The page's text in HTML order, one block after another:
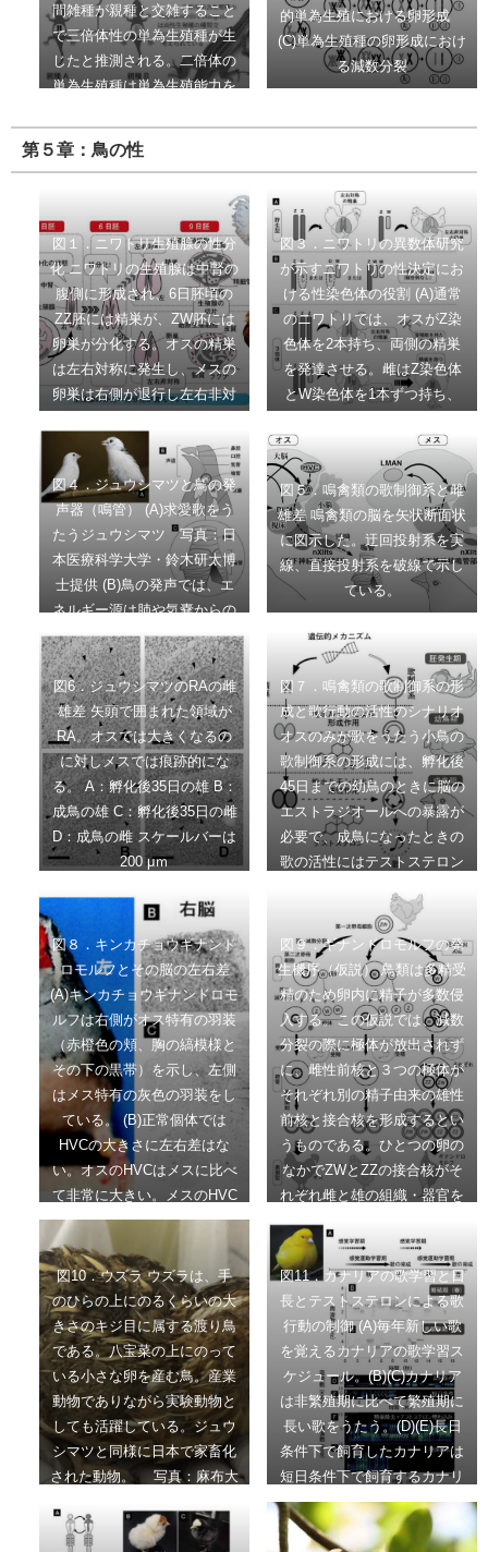
間雑種が親種と交雑すること
で三倍体性の単為生殖種が生
じたと推測される。二倍体の
単為生殖種は単為生殖能力を
的単為生殖における卵形成
(C)単為生殖種の卵形成におけ
る減数分裂
第５章：鳥の性
図１．ニワトリ生殖腺の性分
化 ニワトリの生殖腺は中腎の
腹側に形成され、6日胚頃の
ZZ胚には精巣が、ZW胚には
卵巣が分化する。オスの精巣
は左右対称に発生し、メスの
卵巣は右側が退行し左右非対
雄の精巣の皮質は薄く髄質が
厚い。髄質部分には精細管構
造が見られ、その中に始原生
殖細胞が局在する。メスでは
皮質が厚く、皮質部分に始原
生殖細胞が局在する。メスの
髄質部分には多数のラクナ
見られる。
図３．ニワトリの異数体研究
が示すニワトリの性決定にお
ける性染色体の役割 (A)通常
のニワトリでは、オスがZ染
色体を2本持ち、両側の精巣
を発達させる。雌はZ染色体
とW染色体を1本ずつ持ち、
達させる。 (B)二倍体の常染
色体と1本のZ染色体を持つ
ZO個体、二倍体の常染色体
と1本のW染色体を持つOW個
体、二倍体の常染色体と2本
のZ染色体と1本のW染色体を
持つ個体に関する報告はほと
られる。 (C)三倍体のZZZ個
体は、オスの様に両側の精巣
を発達するが、精子は異常と
なる。ZZW個体は発達初期で
はメス型で卵精巣を形成する
が、卵巣組織は退化して、性
成熟後はオスの特徴を示す。
図４．ジュウシマツと鳥の発
声器（鳴管） (A)求愛歌をう
たうジュウシマツ 写真：日
本医療科学大学・鈴木研太博
士提供 (B)鳥の発声では、エ
ネルギー源は肺や気嚢からの
呼気、音源は左右の気管支の
付け根にある鳴管、音源から
気管を伝わって嘴からでてく
るまでに強調される周波数帯
と減衰される周波数帯があり
（フィルター）、最終的な発
声の特徴が決まる。 (C)気管
が2つの気管支に分岐する部
分が発達してできた鳴管。焼
き鳥ではさえずりと呼ばれる
図５．鳴禽類の歌制御系と雌
雄差 鳴禽類の脳を矢状断面状
に図示した。迂回投射系を実
線、直接投射系を破線で示し
ている。
図6．ジュウシマツのRAの雌
雄差 矢頭で囲まれた領域が
RA。オスでは大きくなるの
に対しメスでは痕跡的にな
る。 A：孵化後35日の雄 B：
成鳥の雄 C：孵化後35日の雌
D：成鳥の雌 スケールバーは
200 μｍ
図７．鳴禽類の歌制御系の形
成と歌行動の活性のシナリオ
オスのみが歌をうたう小鳥の
歌制御系の形成には、孵化後
45日までの幼鳥のときに脳の
エストラジオールへの暴露が
必要で、成鳥になったときの
歌の活性にはテストステロン
は古典的な性ホルモンの作用
を示し、二重線は近年支持さ
れる、歌制御系を構成する細
胞の自律的（遺伝的）な性決
定を表している。
図８．キンカチョウギナンド
ロモルフとその脳の左右差
(A)キンカチョウギナンドロモ
ルフは右側がオス特有の羽装
（赤橙色の頬、胸の縞模様と
その下の黒帯）を示し、左側
はメス特有の灰色の羽装をし
ている。 (B)正常個体では
HVCの大きさに左右差はな
い。オスのHVCはメスに比べ
て非常に大きい。メスのHVC
は痕跡程度になっている。キ
ンカチョウギナンドロモルフ
の右脳のHVCは左脳のHVCに
比べて大きい。 (C)メスだけ
がもつW染色体に存在する
Asw遺伝子は脳の左側で強く
発現している。 文献10よ
り。Copyright (2003) National
Academy of Science, U.S.A.
図９．ギナンドロモルフの発
生機序（仮説） 鳥類は多精受
精のため卵内に精子が多数侵
入する。この仮説では、減数
分裂の際に極体が放出されず
に、雌性前核と３つの極体が
それぞれ別の精子由来の雄性
前核と接合核を形成するとい
うものである。ひとつの卵の
なかでZWとZZの接合核がそ
れぞれ雌と雄の組織・器官を
同時に形成してギナンドロモ
ルフ（性モザイク）が発生す
ると考えられている。
図10．ウズラ ウズラは、手
のひらの上にのるくらいの大
きさのキジ目に属する渡り鳥
である。八宝菜の上にのって
いる小さな卵を産む鳥。産業
動物でありながら実験動物と
しても活躍している。ジュウ
シマツと同様に日本で家畜化
された動物。 写真：麻布大
図11．カナリアの歌学習と日
長とテストステロンによる歌
行動の制御 (A)毎年新しい歌
を覚えるカナリアの歌学習ス
ケジュール。(B)(C)カナリア
は非繁殖期に比べて繁殖期に
長い歌をうたう。(D)(E)長日
条件下で飼育したカナリアは
短日条件下で飼育するカナリ
アよりも長い歌を歌う。(F)
(E)精巣除去した個体に比べ